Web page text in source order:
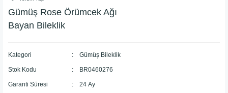
Gümüş Rose Örümcek Ağı
Bayan Bileklik
Kategori Gümüş Bileklik
Stok Kodu BR0460276
Garanti Süresi 24 Ay